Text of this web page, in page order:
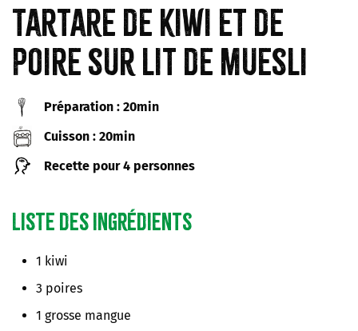
Tartare de kiwi et de
poire sur lit de muesli
Préparation : 20min
Cuisson : 20min
Recette pour 4 personnes
Liste des ingrédients
1 kiwi
3 poires
1 grosse mangue